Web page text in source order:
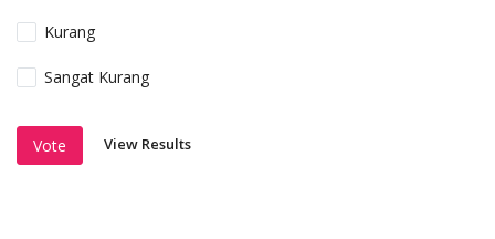
Kurang
Sangat Kurang
Vote View Results